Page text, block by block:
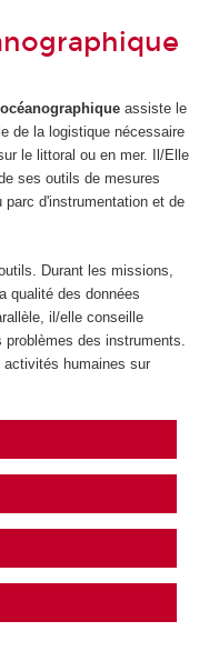
assiste le
de la logistique nécessaire
le littoral ou en mer. Il/Elle
ses outils de mesures
d'instrumentation et de
Durant les missions,
qualité des données
il/elle conseille
des instruments.
activités humaines sur